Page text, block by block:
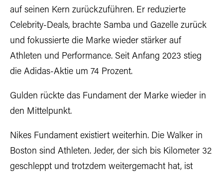
auf seinen Kern zurückzuführen. Er reduzierte
Celebrity-Deals, brachte Samba und Gazelle zurück
und fokussierte die Marke wieder stärker auf
Athleten und Performance. Seit Anfang 2023 stieg
die Adidas-Aktie um 74 Prozent.
Gulden rückte das Fundament der Marke wieder in
den Mittelpunkt.
Nikes Fundament existiert weiterhin. Die Walker in
Boston sind Athleten. Jeder, der sich bis Kilometer 32
geschleppt und trotzdem weitergemacht hat, ist